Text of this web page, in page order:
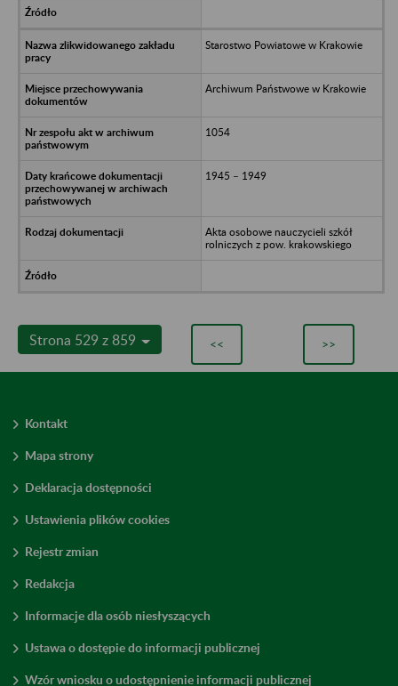
Starostwo Powiatowe w Krakowie
Archiwum Państwowe w Krakowie
1054
1945 – 1949
Akta osobowe nauczycieli szkół
rolniczych z pow. krakowskiego
Strona 529 z 859 << >>
Kontakt
Mapa strony
Deklaracja dostępności
Ustawienia plików cookies
Rejestr zmian
Redakcja
Informacje dla osób niesłyszących
Ustawa o dostępie do informacji publicznej
Wzór wniosku o udostępnienie informacji publicznej